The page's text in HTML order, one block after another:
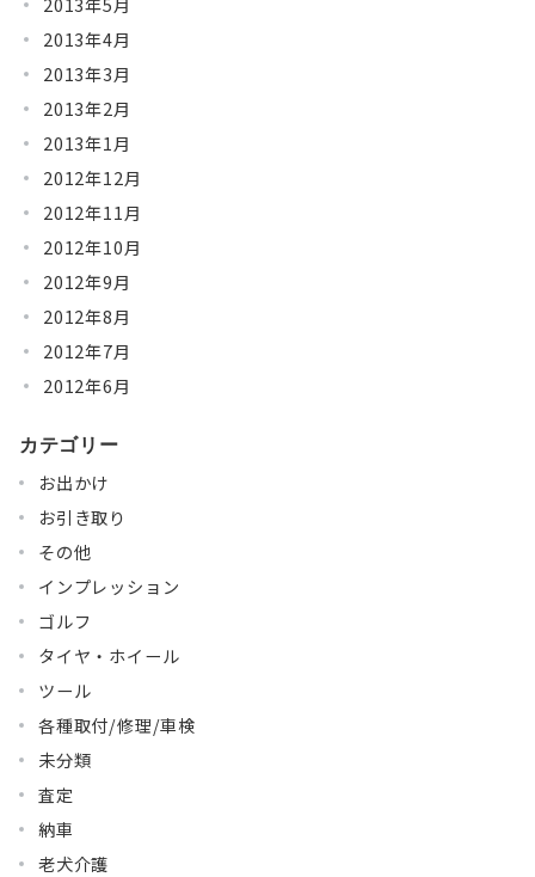
2013年4月
2013年3月
2013年2月
2013年1月
2012年12月
2012年11月
2012年10月
2012年9月
2012年8月
2012年7月
2012年6月
カテゴリー
お出かけ
お引き取り
その他
インプレッション
ゴルフ
タイヤ・ホイール
ツール
各種取付/修理/車検
未分類
査定
納車
老犬介護